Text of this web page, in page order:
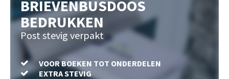
BRIEVENBUSDOOS
BEDRUKKEN
Post stevig verpakt
VOOR BOEKEN TOT ONDERDELEN
EXTRA STEVIG